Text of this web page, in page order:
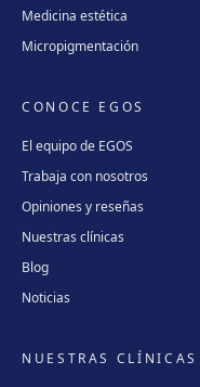
Medicina estética
Micropigmentación
CONOCE EGOS
El equipo de EGOS
Trabaja con nosotros
Opiniones y reseñas
Nuestras clínicas
Blog
Noticias
NUESTRAS CLÍNICAS